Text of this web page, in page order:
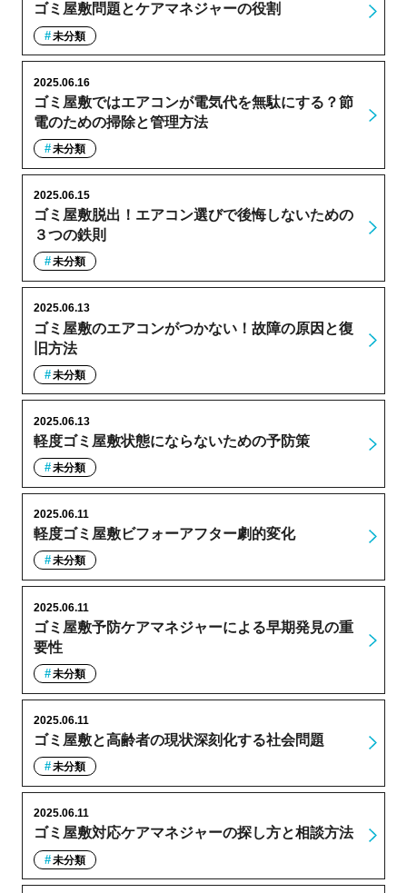
ゴミ屋敷問題とケアマネジャーの役割
未分類
ゴミ屋敷ではエアコンが電気代を無駄にする？節
電のための掃除と管理方法
2025.06.16
未分類
ゴミ屋敷脱出！エアコン選びで後悔しないための
３つの鉄則
2025.06.15
未分類
ゴミ屋敷のエアコンがつかない！故障の原因と復
旧方法
2025.06.13
未分類
軽度ゴミ屋敷状態にならないための予防策
2025.06.13
未分類
軽度ゴミ屋敷ビフォーアフター劇的変化
2025.06.11
未分類
ゴミ屋敷予防ケアマネジャーによる早期発見の重
要性
2025.06.11
未分類
ゴミ屋敷と高齢者の現状深刻化する社会問題
2025.06.11
未分類
ゴミ屋敷対応ケアマネジャーの探し方と相談方法
2025.06.11
未分類